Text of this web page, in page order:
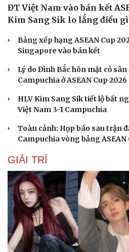
Sức khỏe
Dinh dưỡng - món ngon
Cây thuốc
Sản phụ khoa
Nhi khoa
Nam khoa
Làm đẹp - giảm cân
ĐT Việt Nam vào bán kết
Kim Sang Sik lo lắng điều
Bảng xếp hạng ASEAN Cup
Singapore vào bán kết
Lý do Đình Bắc hôn mặt cỏ
Campuchia ở ASEAN Cup 2026
HLV Kim Sang Sik tiết lộ bất
Việt Nam 3-1 Campuchia
Toàn cảnh: Họp báo sau trận
Campuchia vòng bảng ASEAN
GIẢI TRÍ